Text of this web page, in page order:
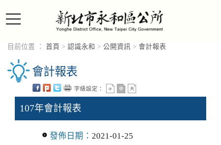
目前位置 ： 首頁 > 認識永和 > 公開資訊 > 會計報表
會計報表
字級設定：
107年會計報表
發佈日期：2021-01-25